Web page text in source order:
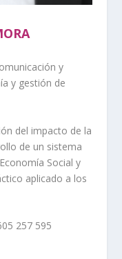
y
y gestión de
del impacto de la
de un sistema
Social y
aplicado a los
257 595